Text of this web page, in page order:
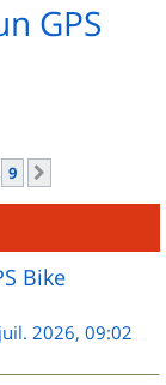
GPS
9
Bike
2026, 09:02